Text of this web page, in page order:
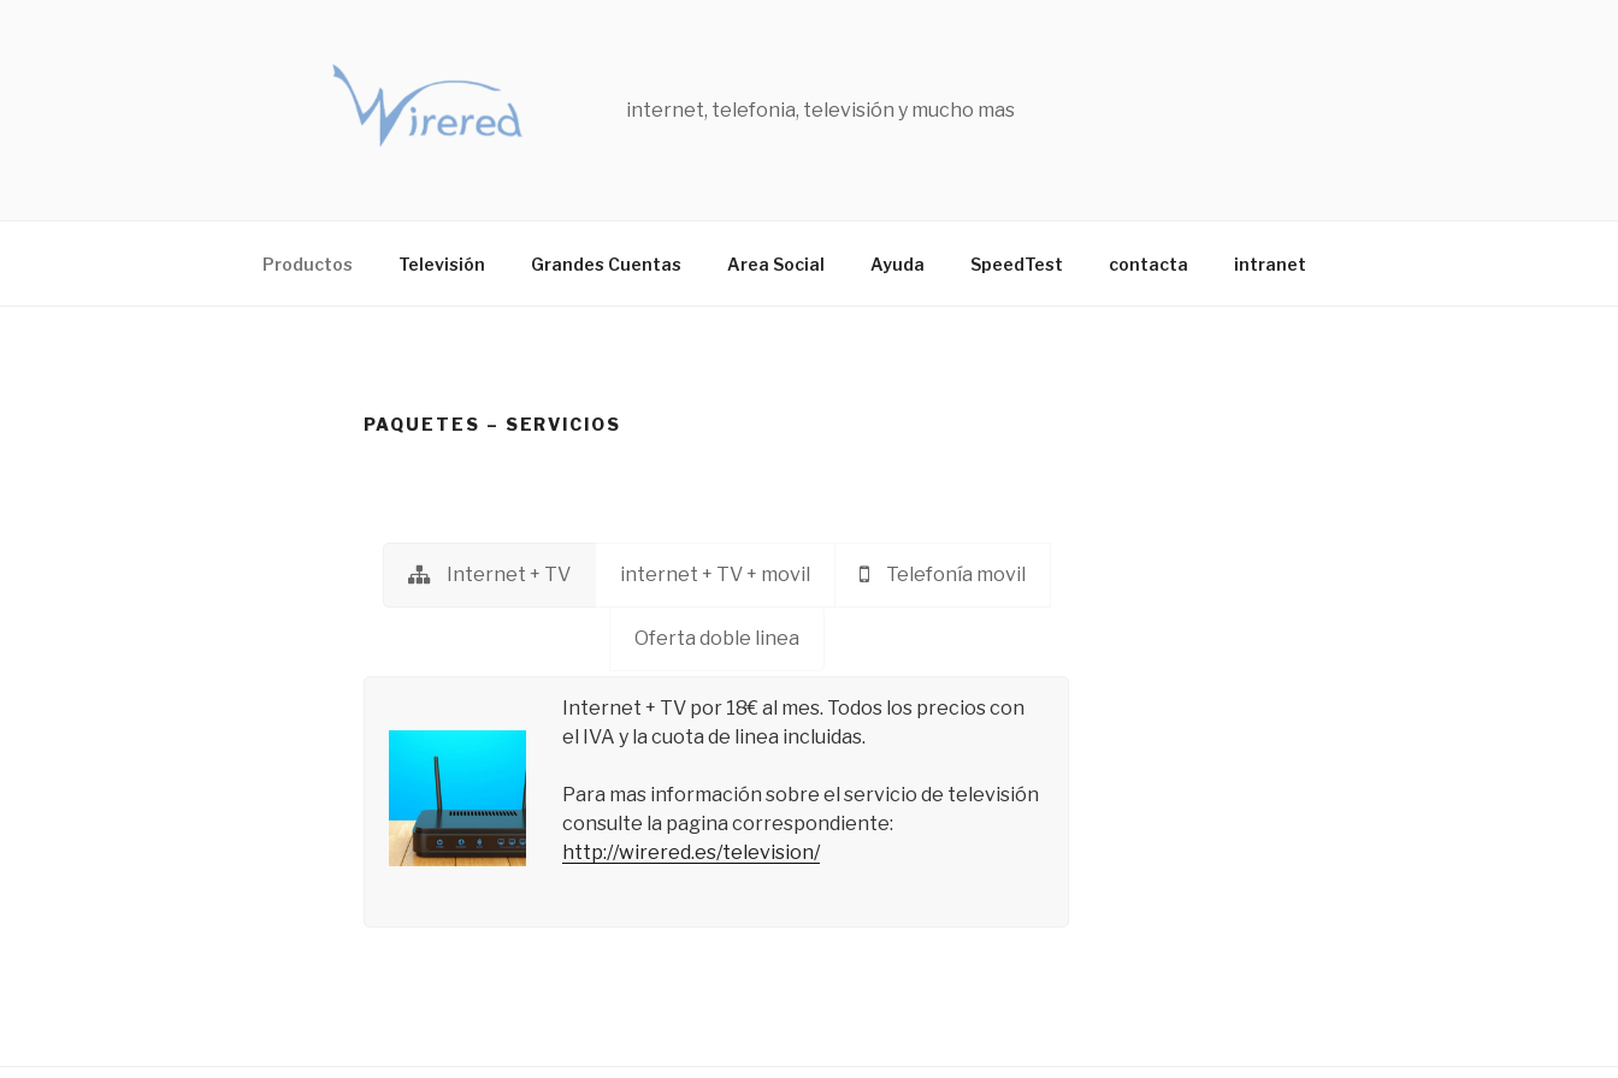
internet, telefonia, televisión y mucho mas
Productos Televisión Grandes Cuentas Area Social Ayuda SpeedTest contacta intranet
PAQUETES – SERVICIOS
Internet + TV internet + TV + movil Telefonía movil
Oferta doble linea
Internet + TV por 18€ al mes. Todos los precios con
el IVA y la cuota de linea incluidas.
Para mas información sobre el servicio de televisión
consulte la pagina correspondiente:
http://wirered.es/television/